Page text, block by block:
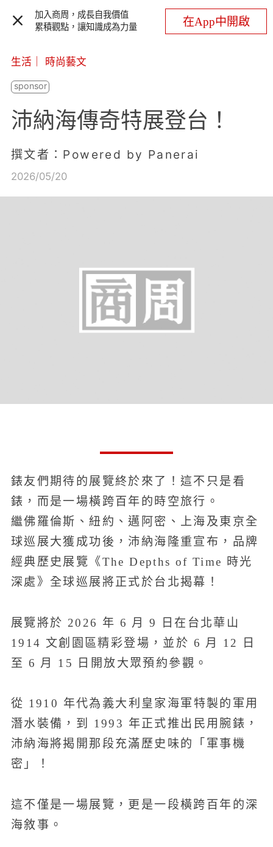
加入商周，成長自我價值
累積觀點，讓知識成為力量
在App中開啟
生活 時尚藝文
沛納海傳奇特展登台！
撰文者：Powered by Panerai
2026/05/20
錶友們期待的展覽終於來了！這不只是看
錶，而是一場橫跨百年的時空旅行。
繼佛羅倫斯、紐約、邁阿密、上海及東京全
球巡展大獲成功後，沛納海隆重宣布，品牌
經典歷史展覽《The Depths of Time 時光
深處》全球巡展將正式於台北揭幕！
展覽將於 2026 年 6 月 9 日在台北華山
1914 文創園區精彩登場，並於 6 月 12 日
至 6 月 15 日開放大眾預約參觀。
從 1910 年代為義大利皇家海軍特製的軍用
潛水裝備，到 1993 年正式推出民用腕錶，
沛納海將揭開那段充滿歷史味的「軍事機
密」！
這不僅是一場展覽，更是一段橫跨百年的深
海敘事。